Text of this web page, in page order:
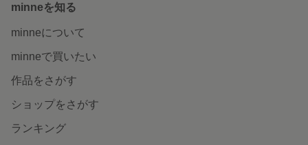
minneを知る
minneについて
minneで買いたい
作品をさがす
ショップをさがす
ランキング